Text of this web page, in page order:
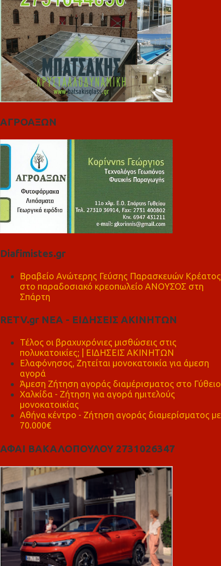
ΑΓΡΟΑΞΩΝ
Diafimistes.gr
Βραβείο Ανώτερης Γεύσης Παρασκευών Κρέατος
στο παραδοσιακό κρεοπωλείο ΑΝΟΥΣΟΣ στη
Σπάρτη
RETV.gr ΝΕΑ - ΕΙΔΗΣΕΙΣ ΑΚΙΝΗΤΩΝ
Τέλος οι βραχυχρόνιες μισθώσεις στις
πολυκατοικίες; | ΕΙΔΗΣΕΙΣ ΑΚΙΝΗΤΩΝ
Ελαφόνησος, Ζητείται μονοκατοικία για άμεση
αγορά
Άμεση Ζήτηση αγοράς διαμέρισματος στο Γύθειο
Χαλκίδα - Ζήτηση για αγορά ημιτελούς
μονοκατοικίας
Αθήνα κέντρο - Ζήτηση αγοράς διαμερίσματος με
70.000€
ΑΦΑΙ ΒΑΚΑΛΟΠΟΥΛΟΥ 2731026347